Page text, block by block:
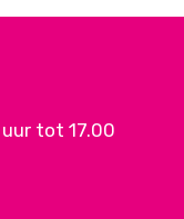
tot 17.00